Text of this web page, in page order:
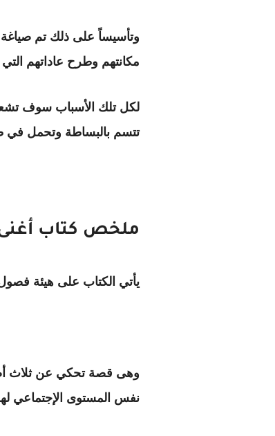
وتأسيساً على ذلك تم
مكانتهم وطرح عاداتهم
لكل تلك الأسباب سوف
تتسم بالبساطة وتحمل في
ملخص كتاب
يأتي الكتاب على هيئة
وهى قصة تحكي عن ثلاث
نفس المستوى الإجتماعي